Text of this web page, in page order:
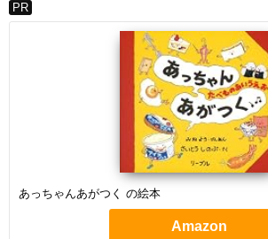
PR
あっちゃんあがつく の絵本
Amazon